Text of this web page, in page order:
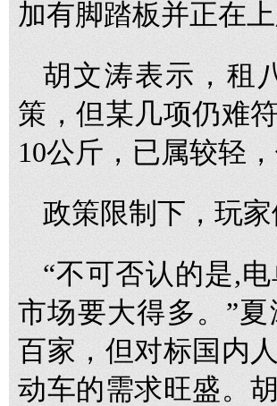
加有脚踏板并正在
胡文涛表示，租
策，但某几项仍难
10公斤，已属较轻
政策限制下，玩
“不可否认的是,
市场要大得多。”
百家，但对标国内
动车的需求旺盛。